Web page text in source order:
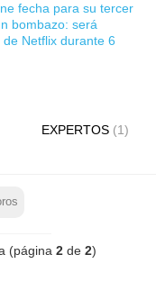
fecha para su tercer
bombazo: será
de Netflix durante 6
EXPERTOS (1)
(página 2de 2)